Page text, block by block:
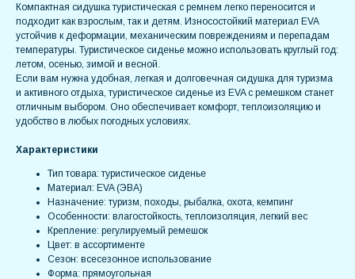
Компактная сидушка туристическая с ремнем легко переносится и
подходит как взрослым, так и детям. Износостойкий материал EVA
устойчив к деформации, механическим повреждениям и перепадам
температуры. Туристическое сиденье можно использовать круглый год:
летом, осенью, зимой и весной.
Если вам нужна удобная, легкая и долговечная сидушка для туризма
и активного отдыха, туристическое сиденье из EVA с ремешком станет
отличным выбором. Оно обеспечивает комфорт, теплоизоляцию и
удобство в любых погодных условиях.
Характеристики
Тип товара: туристическое сиденье
Материал: EVA (ЭВА)
Назначение: туризм, походы, рыбалка, охота, кемпинг
Особенности: влагостойкость, теплоизоляция, легкий вес
Крепление: регулируемый ремешок
Цвет: в ассортименте
Сезон: всесезонное использование
Форма: прямоугольная